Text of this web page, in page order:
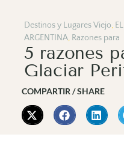
Destinos y Lugares Viejo,
ARGENTINA, Razones para
5 razones
Glaciar
COMPARTIR / SHARE